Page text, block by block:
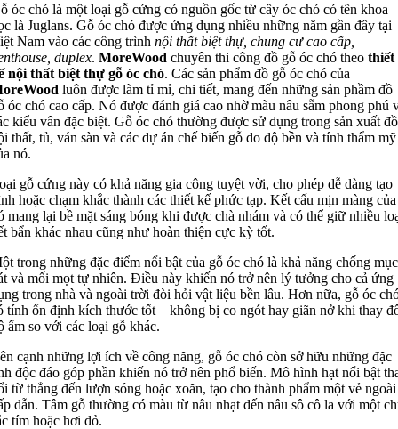
óc chó là một loại gỗ cứng có nguồn gốc từ cây óc chó có tên khoa
là Juglans. Gỗ óc chó được ứng dụng nhiều những năm gần đây tại
Nam vào các công trình nội thất biệt thự, chung cư cao cấp,
duplex. MoreWood chuyên thi công đồ gỗ óc chó theothiết
nội thất biệt thự gỗ óc chó. Các sản phẩm đồ gỗ óc chó của
luôn được làm tỉ mỉ, chi tiết, mang đến những sản phầm đồ
óc chó cao cấp. Nó được đánh giá cao nhờ màu nâu sẫm phong phú
kiểu vân đặc biệt. Gỗ óc chó thường được sử dụng trong sản xuất đồ
thất, tủ, ván sàn và các dự án chế biến gỗ do độ bền và tính thẩm mỹ
nó.
gỗ cứng này có khả năng gia công tuyệt vời, cho phép dễ dàng tạo
hoặc chạm khắc thành các thiết kế phức tạp. Kết cấu mịn màng của
mang lại bề mặt sáng bóng khi được chà nhám và có thể giữ nhiều
bẩn khác nhau cũng như hoàn thiện cực kỳ tốt.
trong những đặc điểm nổi bật của gỗ óc chó là khả năng chống mục
và mối mọt tự nhiên. Điều này khiến nó trở nên lý tưởng cho cả ứng
trong nhà và ngoài trời đòi hỏi vật liệu bền lâu. Hơn nữa, gỗ óc
tính ổn định kích thước tốt – không bị co ngót hay giãn nở khi thay
ẩm so với các loại gỗ khác.
cạnh những lợi ích về công năng, gỗ óc chó còn sở hữu những đặc
độc đáo góp phần khiến nó trở nên phổ biến. Mô hình hạt nổi bật
từ thẳng đến lượn sóng hoặc xoăn, tạo cho thành phẩm một vẻ ngoài
dẫn. Tâm gỗ thường có màu từ nâu nhạt đến nâu sô cô la với một
tím hoặc hơi đỏ.